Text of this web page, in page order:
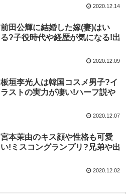
2020.12.14
前田公輝に結婚した嫁(妻)はい
る?子役時代や経歴が気になる!出
2020.12.09
板垣李光人は韓国コスメ男子?イ
ラストの実力が凄い!ハーフ説や
2020.12.07
宮本茉由のキス顔や性格も可愛
い!ミスコングランプリ?兄弟や出
2020.12.02